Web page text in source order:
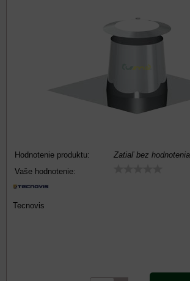
Hodnotenie produktu:
Zatiaľ bez
Vaše hodnotenie:
Tecnovis